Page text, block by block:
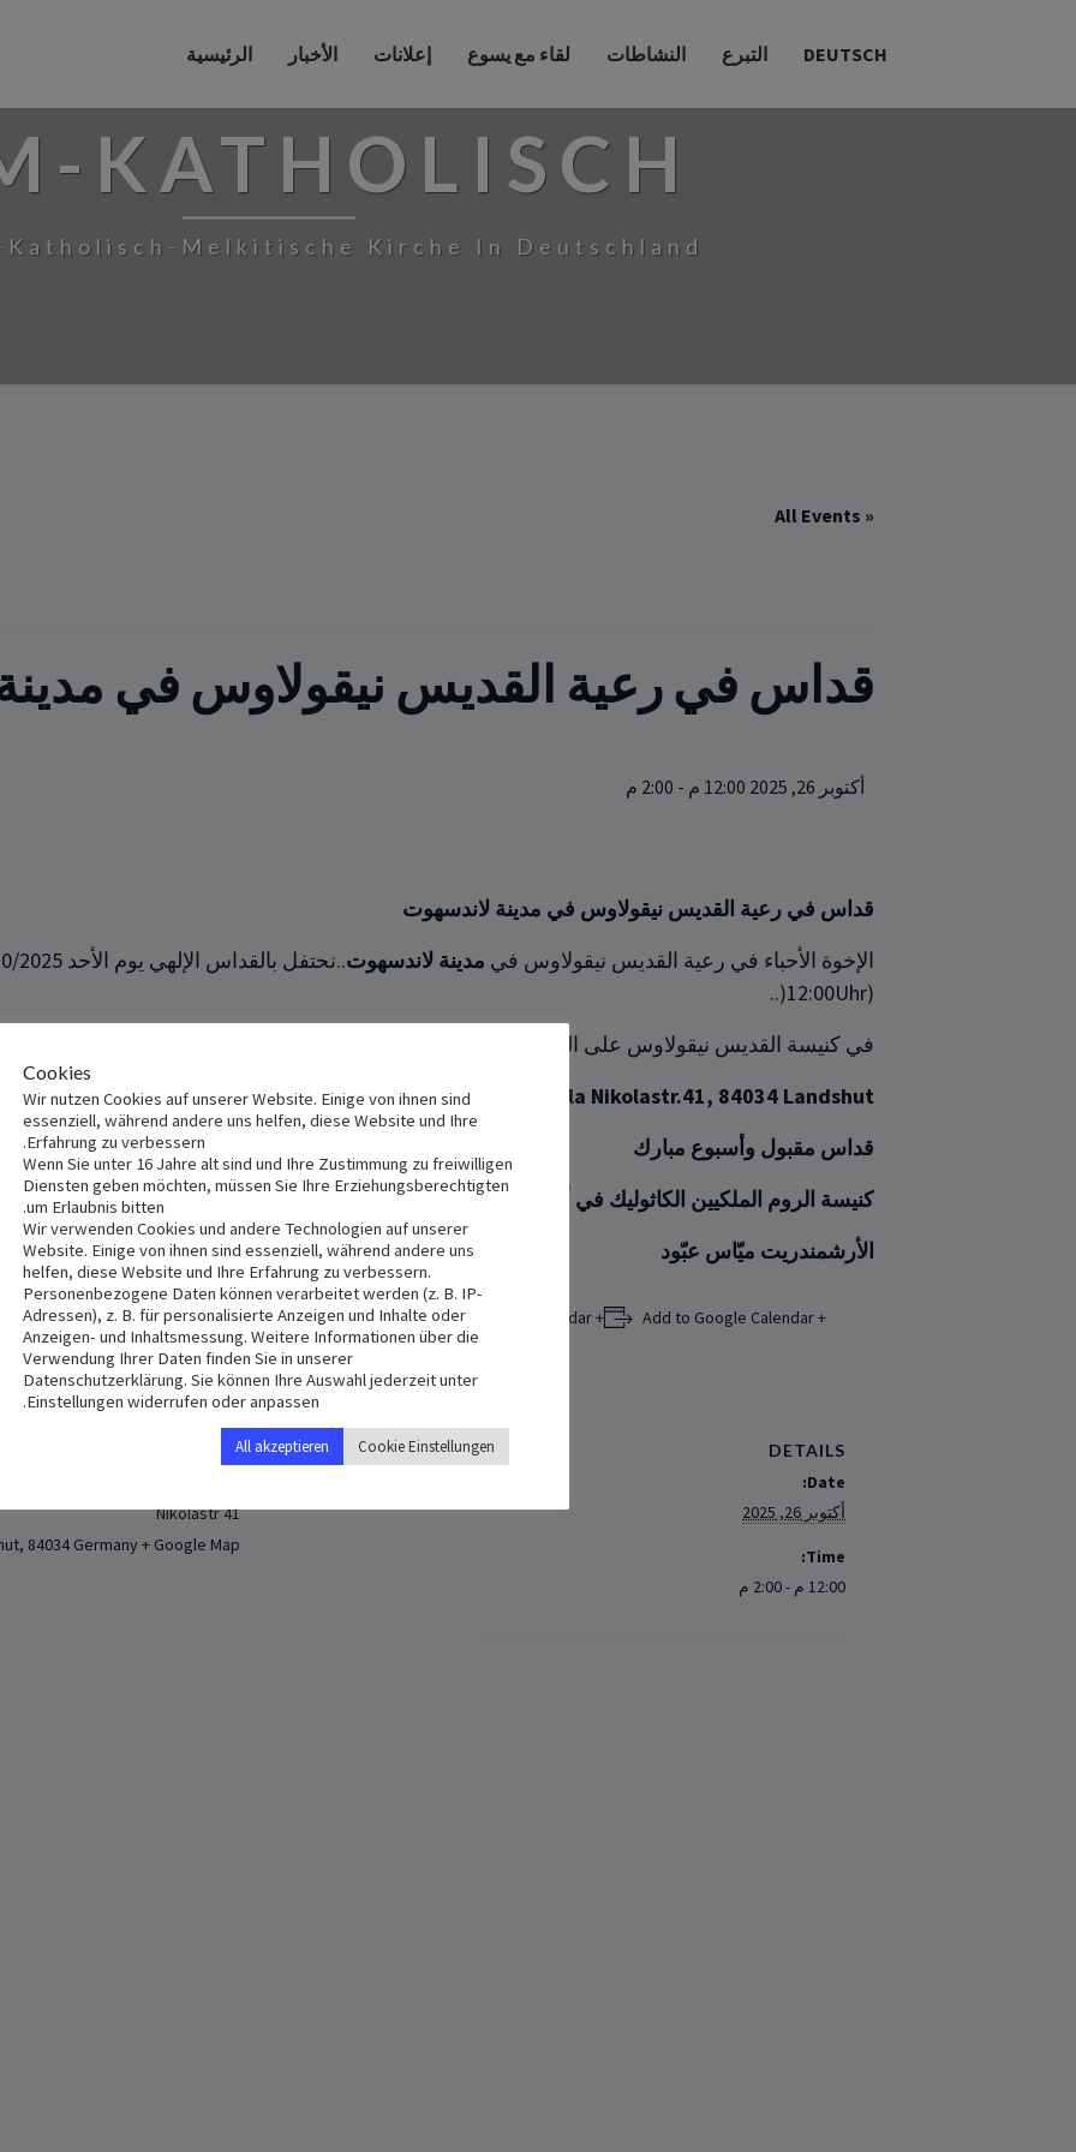
الرئيسية الأخبار إعلانات لقاء مع يسوع النشاطات التبرع DEUTSCH
KATHOLISCH
Katholisch-Melkitische Kirche In Deutschland
« All Events
قداس في رعية القديس نيقولاوس في
أكتوبر 26, 2025 12:00 م - 2:00 م
قداس في رعية القديس نيقولاوس في مدينة لاندسهوت
الإخوة الأحباء في رعية القديس نيقولاوس في مدينة لاندسهوت..نحتفل بالقداس الإلهي يوم الأحد 26/10/2025 الساعة
(Uhr‏00‎‏:‏‎12‎(‏..
في كنيسة القديس نيقولاوس على العنوان التالي:
St. Nikola Nikolastr.41, 84034 Landshut
قداس مقبول وأسبوع مبارك
كنيسة الروم الملكيين الكاثوليك في ألمانيا
الأرشمندريت ميّاس عبّود
+ Add to Google Calendar
+ Add to iCalendar
DETAILS
Date:
أكتوبر 26, 2025
Time:
12:00 م - 2:00 م
VENUE
Nikolastr 41
, 84034 Germany + Google Map
Cookies
Wir nutzen Cookies auf unserer Website. Einige von ihnen sind
essenziell, während andere uns helfen, diese Website und Ihre
Erfahrung zu verbessern.
Wenn Sie unter 16 Jahre alt sind und Ihre Zustimmung zu freiwilligen
Diensten geben möchten, müssen Sie Ihre Erziehungsberechtigten
um Erlaubnis bitten.
Wir verwenden Cookies und andere Technologien auf unserer
Website. Einige von ihnen sind essenziell, während andere uns
helfen, diese Website und Ihre Erfahrung zu verbessern.
Personenbezogene Daten können verarbeitet werden (z. B. IP-
Adressen), z. B. für personalisierte Anzeigen und Inhalte oder
Anzeigen- und Inhaltsmessung. Weitere Informationen über die
Verwendung Ihrer Daten finden Sie in unserer
Datenschutzerklärung. Sie können Ihre Auswahl jederzeit unter
Einstellungen widerrufen oder anpassen.
Cookie Einstellungen
All akzeptieren